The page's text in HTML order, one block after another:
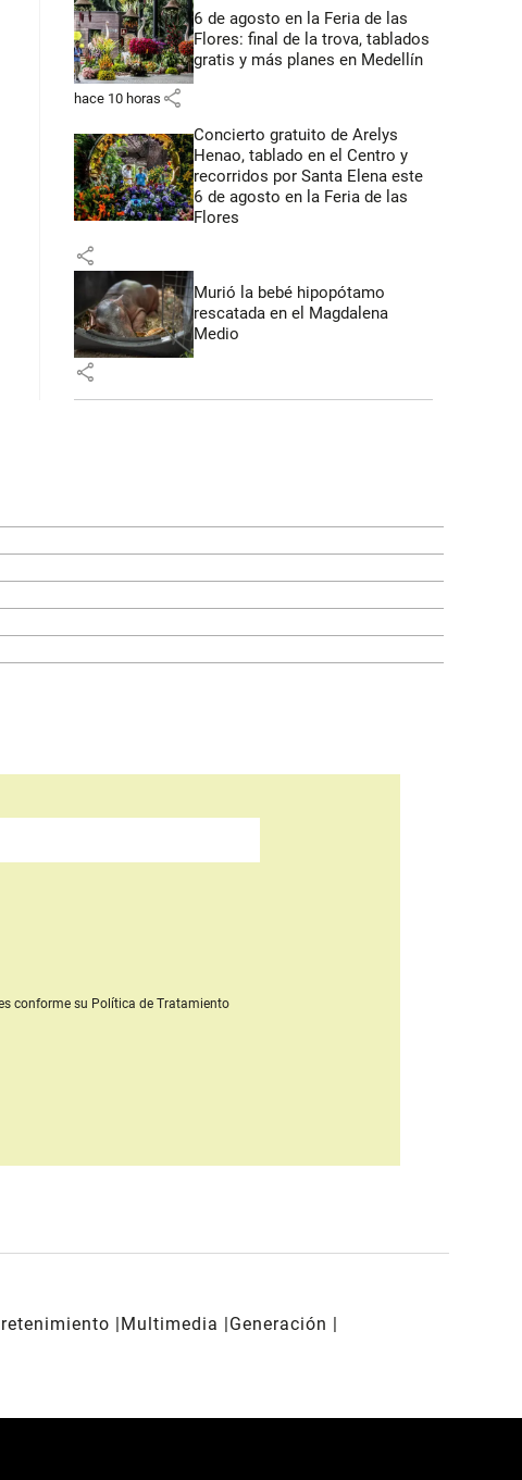
6 de agosto en la Feria de las
Flores: final de la trova, tablados
gratis y más planes en Medellín
hace 10 horas share
Concierto gratuito de Arelys
Henao, tablado en el Centro y
recorridos por Santa Elena este
6 de agosto en la Feria de las
Flores
share
Murió la bebé hipopótamo
rescatada en el Magdalena
Medio
share
conforme su Política de Tratamiento
Multimedia
Generación